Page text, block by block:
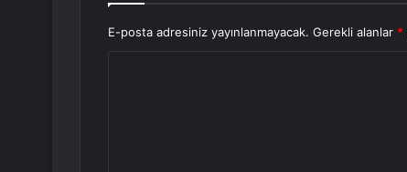
E-posta adresiniz yayınlanmayacak. Gerekli alanlar *